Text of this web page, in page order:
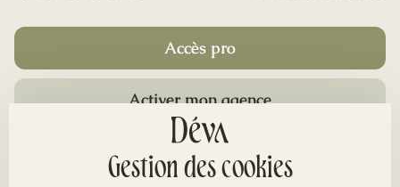
Accès pro
Activer mon agence
Gestion des cookies